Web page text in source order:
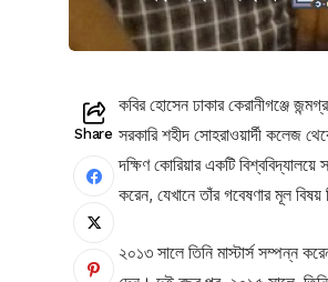
Share
কবির হোসেন ঢাকার কেরানীগঞ্জে
সরকারি শহীদ সোহরাওয়ার্দী কলেজ
দক্ষিণ কোরিয়ার একটি
করেন, যেখানে তাঁর গবেষণার মূল
২০১৩ সালে তিনি মাস্টার্স সম্পন্ন